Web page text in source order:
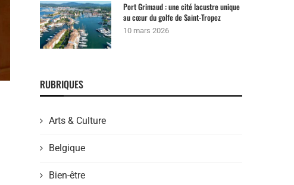
Port Grimaud : une cité lacustre unique
au cœur du golfe de Saint-Tropez
10 mars 2026
RUBRIQUES
Arts & Culture
Belgique
Bien-être